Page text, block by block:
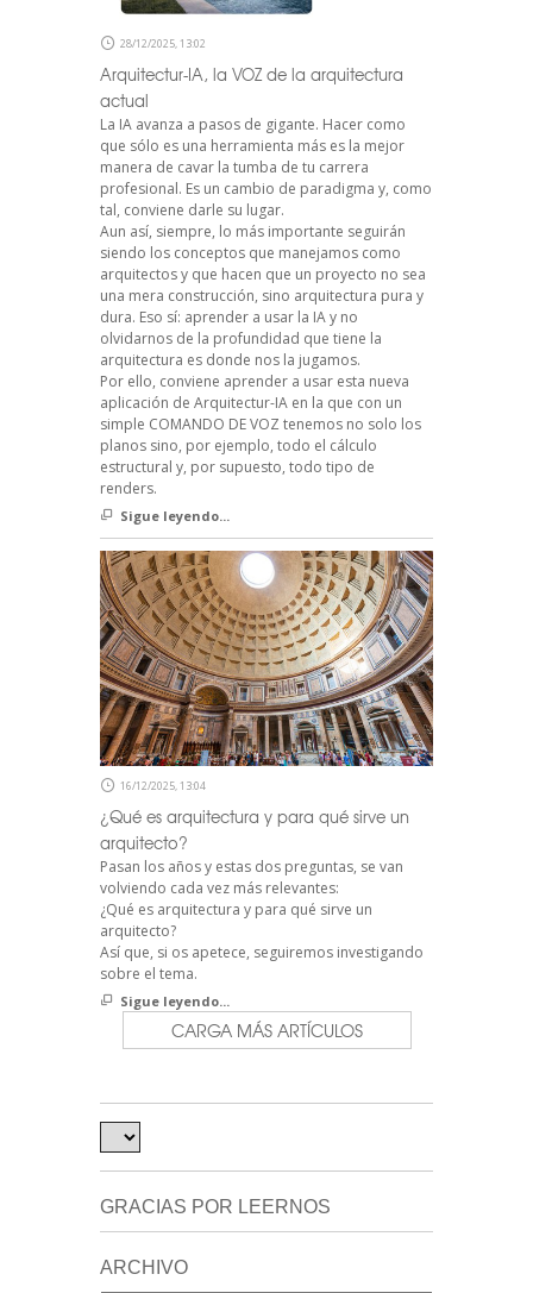
28/12/2025, 13:02
Arquitectur-IA, la VOZ de la arquitectura
actual
La IA avanza a pasos de gigante. Hacer como
que sólo es una herramienta más es la mejor
manera de cavar la tumba de tu carrera
profesional. Es un cambio de paradigma y, como
tal, conviene darle su lugar.
Aun así, siempre, lo más importante seguirán
siendo los conceptos que manejamos como
arquitectos y que hacen que un proyecto no sea
una mera construcción, sino arquitectura pura y
dura. Eso sí: aprender a usar la IA y no
olvidarnos de la profundidad que tiene la
arquitectura es donde nos la jugamos.
Por ello, conviene aprender a usar esta nueva
aplicación de Arquitectur-IA en la que con un
simple COMANDO DE VOZ tenemos no solo los
planos sino, por ejemplo, todo el cálculo
estructural y, por supuesto, todo tipo de
renders.
Sigue leyendo...
16/12/2025, 13:04
¿Qué es arquitectura y para qué sirve un
arquitecto?
Pasan los años y estas dos preguntas, se van
volviendo cada vez más relevantes:
¿Qué es arquitectura y para qué sirve un
arquitecto?
Así que, si os apetece, seguiremos investigando
sobre el tema.
Sigue leyendo...
CARGA MÁS ARTÍCULOS
GRACIAS POR LEERNOS
ARCHIVO